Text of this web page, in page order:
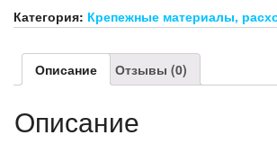
Категория: Крепежные материалы,
Описание Отзывы (0)
Описание